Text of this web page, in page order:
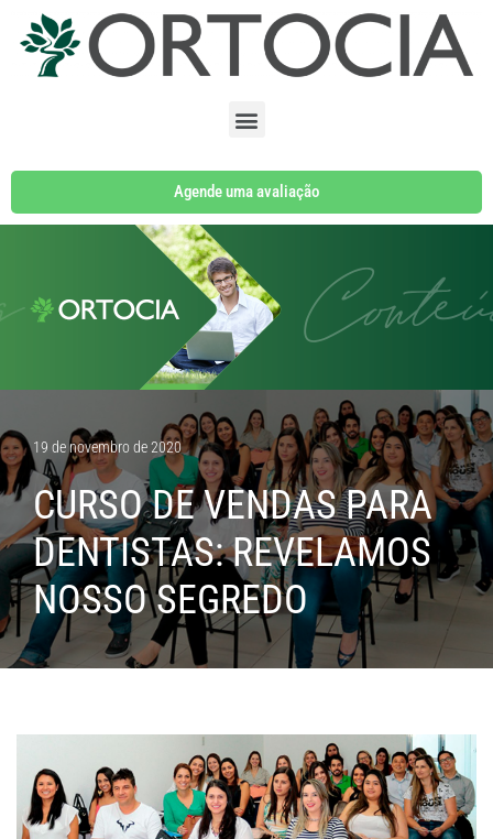
Pular
Agende uma avaliação
19 de novembro de 2020
CURSO DE VENDAS PARA
DENTISTAS: REVELAMOS
NOSSO SEGREDO